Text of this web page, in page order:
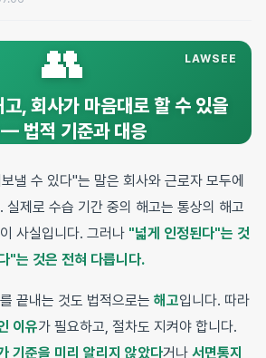
👥
, 회사가 마음대로 할 수 있을
법적 기준과 대응
LAWSEE
낼 수 있다"는 말은 회사와 근로자 모두에
실제로 수습 기간 중의 해고는 통상의 해고
사실입니다. 그러나 "넓게 인정된다"는 것
"는 것은 전혀 다릅니다.
끝내는 것도 법적으로는 해고입니다. 따라
이유가 필요하고, 절차도 지켜야 합니다.
기준을 미리 알리지 않았다거나 서면통지